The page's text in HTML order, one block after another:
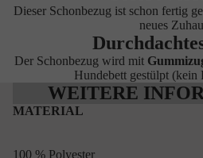
Dieser Schonbezug ist schon fertig
neues
Der Schonbezug wird mit
Hundebett gestülpt (kein
WEITERE
MATERIAL
100 % Polyester